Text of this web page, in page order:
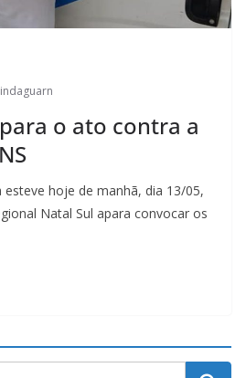
o ato contra a
esteve hoje de manhã, dia 13/05,
Natal Sul apara convocar os